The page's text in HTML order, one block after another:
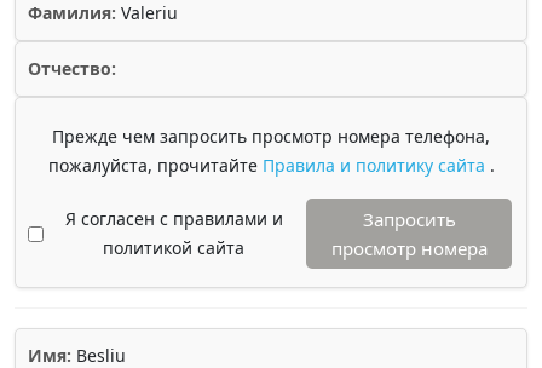
Фамилия: Valeriu
Отчество:
Прежде чем запросить просмотр номера телефона,
пожалуйста, прочитайте Правила и политику сайта .
Я согласен с правилами и
политикой сайта
Запросить
просмотр номера
Имя: Besliu